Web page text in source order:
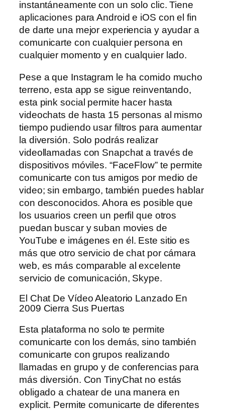
instantáneamente con un solo clic. Tiene
aplicaciones para Android e iOS con el fin
de darte una mejor experiencia y ayudar a
comunicarte con cualquier persona en
cualquier momento y en cualquier lado.
Pese a que Instagram le ha comido mucho
terreno, esta app se sigue reinventando,
esta pink social permite hacer hasta
videochats de hasta 15 personas al mismo
tiempo pudiendo usar filtros para aumentar
la diversión. Solo podrás realizar
videollamadas con Snapchat a través de
dispositivos móviles. “FaceFlow” te permite
comunicarte con tus amigos por medio de
video; sin embargo, también puedes hablar
con desconocidos. Ahora es posible que
los usuarios creen un perfil que otros
puedan buscar y suban movies de
YouTube e imágenes en él. Este sitio es
más que otro servicio de chat por cámara
web, es más comparable al excelente
servicio de comunicación, Skype.
El Chat De Vídeo Aleatorio Lanzado En
2009 Cierra Sus Puertas
Esta plataforma no solo te permite
comunicarte con los demás, sino también
comunicarte con grupos realizando
llamadas en grupo y de conferencias para
más diversión. Con TinyChat no estás
obligado a chatear de una manera en
explicit. Permite comunicarte de diferentes